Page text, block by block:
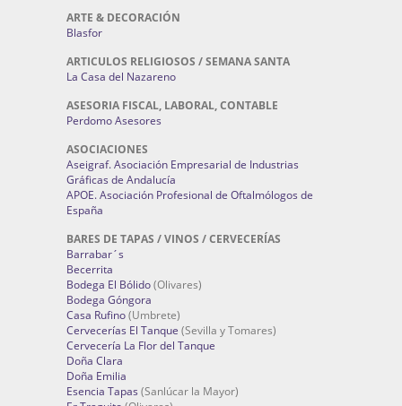
ARTE & DECORACIÓN
Blasfor
ARTICULOS RELIGIOSOS / SEMANA SANTA
La Casa del Nazareno
ASESORIA FISCAL, LABORAL, CONTABLE
Perdomo Asesores
ASOCIACIONES
Aseigraf. Asociación Empresarial de Industrias
Gráficas de Andalucía
APOE. Asociación Profesional de Oftalmólogos de
España
BARES DE TAPAS / VINOS / CERVECERÍAS
Barrabar´s
Becerrita
Bodega El Bólido(Olivares)
Bodega Góngora
Casa Rufino(Umbrete)
Cervecerías El Tanque (Sevilla y Tomares)
Cervecería La Flor del Tanque
Doña Clara
Doña Emilia
Esencia Tapas (Sanlúcar la Mayor)